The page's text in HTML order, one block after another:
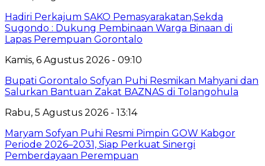
Hadiri Perkajum SAKO Pemasyarakatan,Sekda
Sugondo : Dukung Pembinaan Warga Binaan di
Lapas Perempuan Gorontalo
Kamis, 6 Agustus 2026 - 09:10
Bupati Gorontalo Sofyan Puhi Resmikan Mahyani dan
Salurkan Bantuan Zakat BAZNAS di Tolangohula
Rabu, 5 Agustus 2026 - 13:14
Maryam Sofyan Puhi Resmi Pimpin GOW Kabgor
Periode 2026–2031, Siap Perkuat Sinergi
Pemberdayaan Perempuan